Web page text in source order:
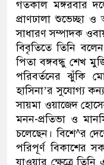
গতকাল মঙ্গরবার
প্রাণঢালা শুভেচ্ছা
সাধারণ সম্পাদক
বিবৃতিতে তিনি
পিতা বঙ্গবন্ধু শেখ
পরিবর্তনের ঝুঁকি
হাসিনা’র সুযোগ্য
সায়মা ওয়াজেদ
মনন-প্রতিভা ও
চলেছেন। বিশে^র
পরিপূর্ণ বিকাশের
যাওয়ার ক্ষেত্রে